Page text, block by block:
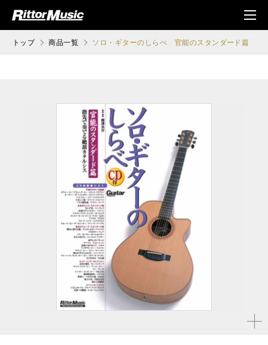
ジック (Rittor Musi
メニ
ュ
トップ 商品一覧 ソロ・ギターのしらべ 官能のスタンダード篇
拡大す